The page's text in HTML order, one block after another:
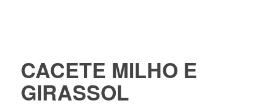
CACETE MILHO E
GIRASSOL